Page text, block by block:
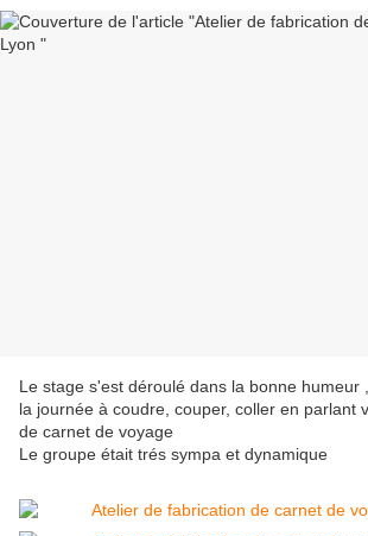
Le stage s'est déroulé dans la bonne humeur
la journée à coudre, couper, coller en parlant
de carnet de voyage
Le groupe était trés sympa et dynamique